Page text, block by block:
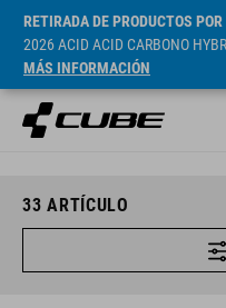
RETIRADA DE PRODUCTOS
2026 ACID ACID CARBONO
MÁS INFORMACIÓN
33 ARTÍCULO